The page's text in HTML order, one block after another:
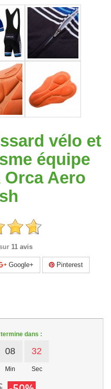
vélo et
équipe
Orca Aero
11 avis
Google+ Pinterest
dans :
08
Min
32
Sec